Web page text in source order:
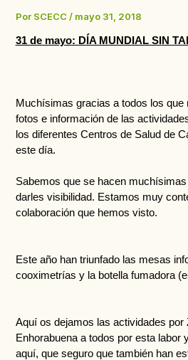
Por SCECC / mayo 31, 2018
31 de mayo: DÍA MUNDIAL SIN
Muchísimas gracias a todos los que
fotos e información de las
los diferentes Centros de Salud de
este día.
Sabemos que se hacen
darles visibilidad. Estamos muy
colaboración que hemos visto.
Este año han triunfado las mesas
cooximetrías y la botella fumadora
Aquí os dejamos las actividades por
Enhorabuena a todos por esta labor
aquí, que seguro que también han